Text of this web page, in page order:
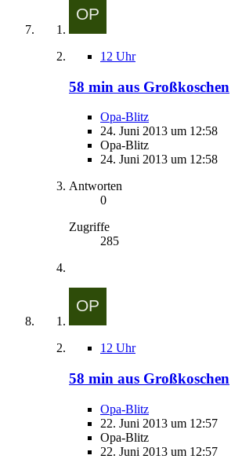
12 Uhr
58 min aus Großkoschen
Opa-Blitz
24. Juni 2013 um 12:58
Opa-Blitz
24. Juni 2013 um 12:58
Antworten
0
Zugriffe
285
12 Uhr
58 min aus Großkoschen
Opa-Blitz
22. Juni 2013 um 12:57
Opa-Blitz
22. Juni 2013 um 12:57